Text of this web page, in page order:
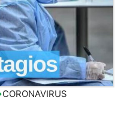
CORONAVIRUS